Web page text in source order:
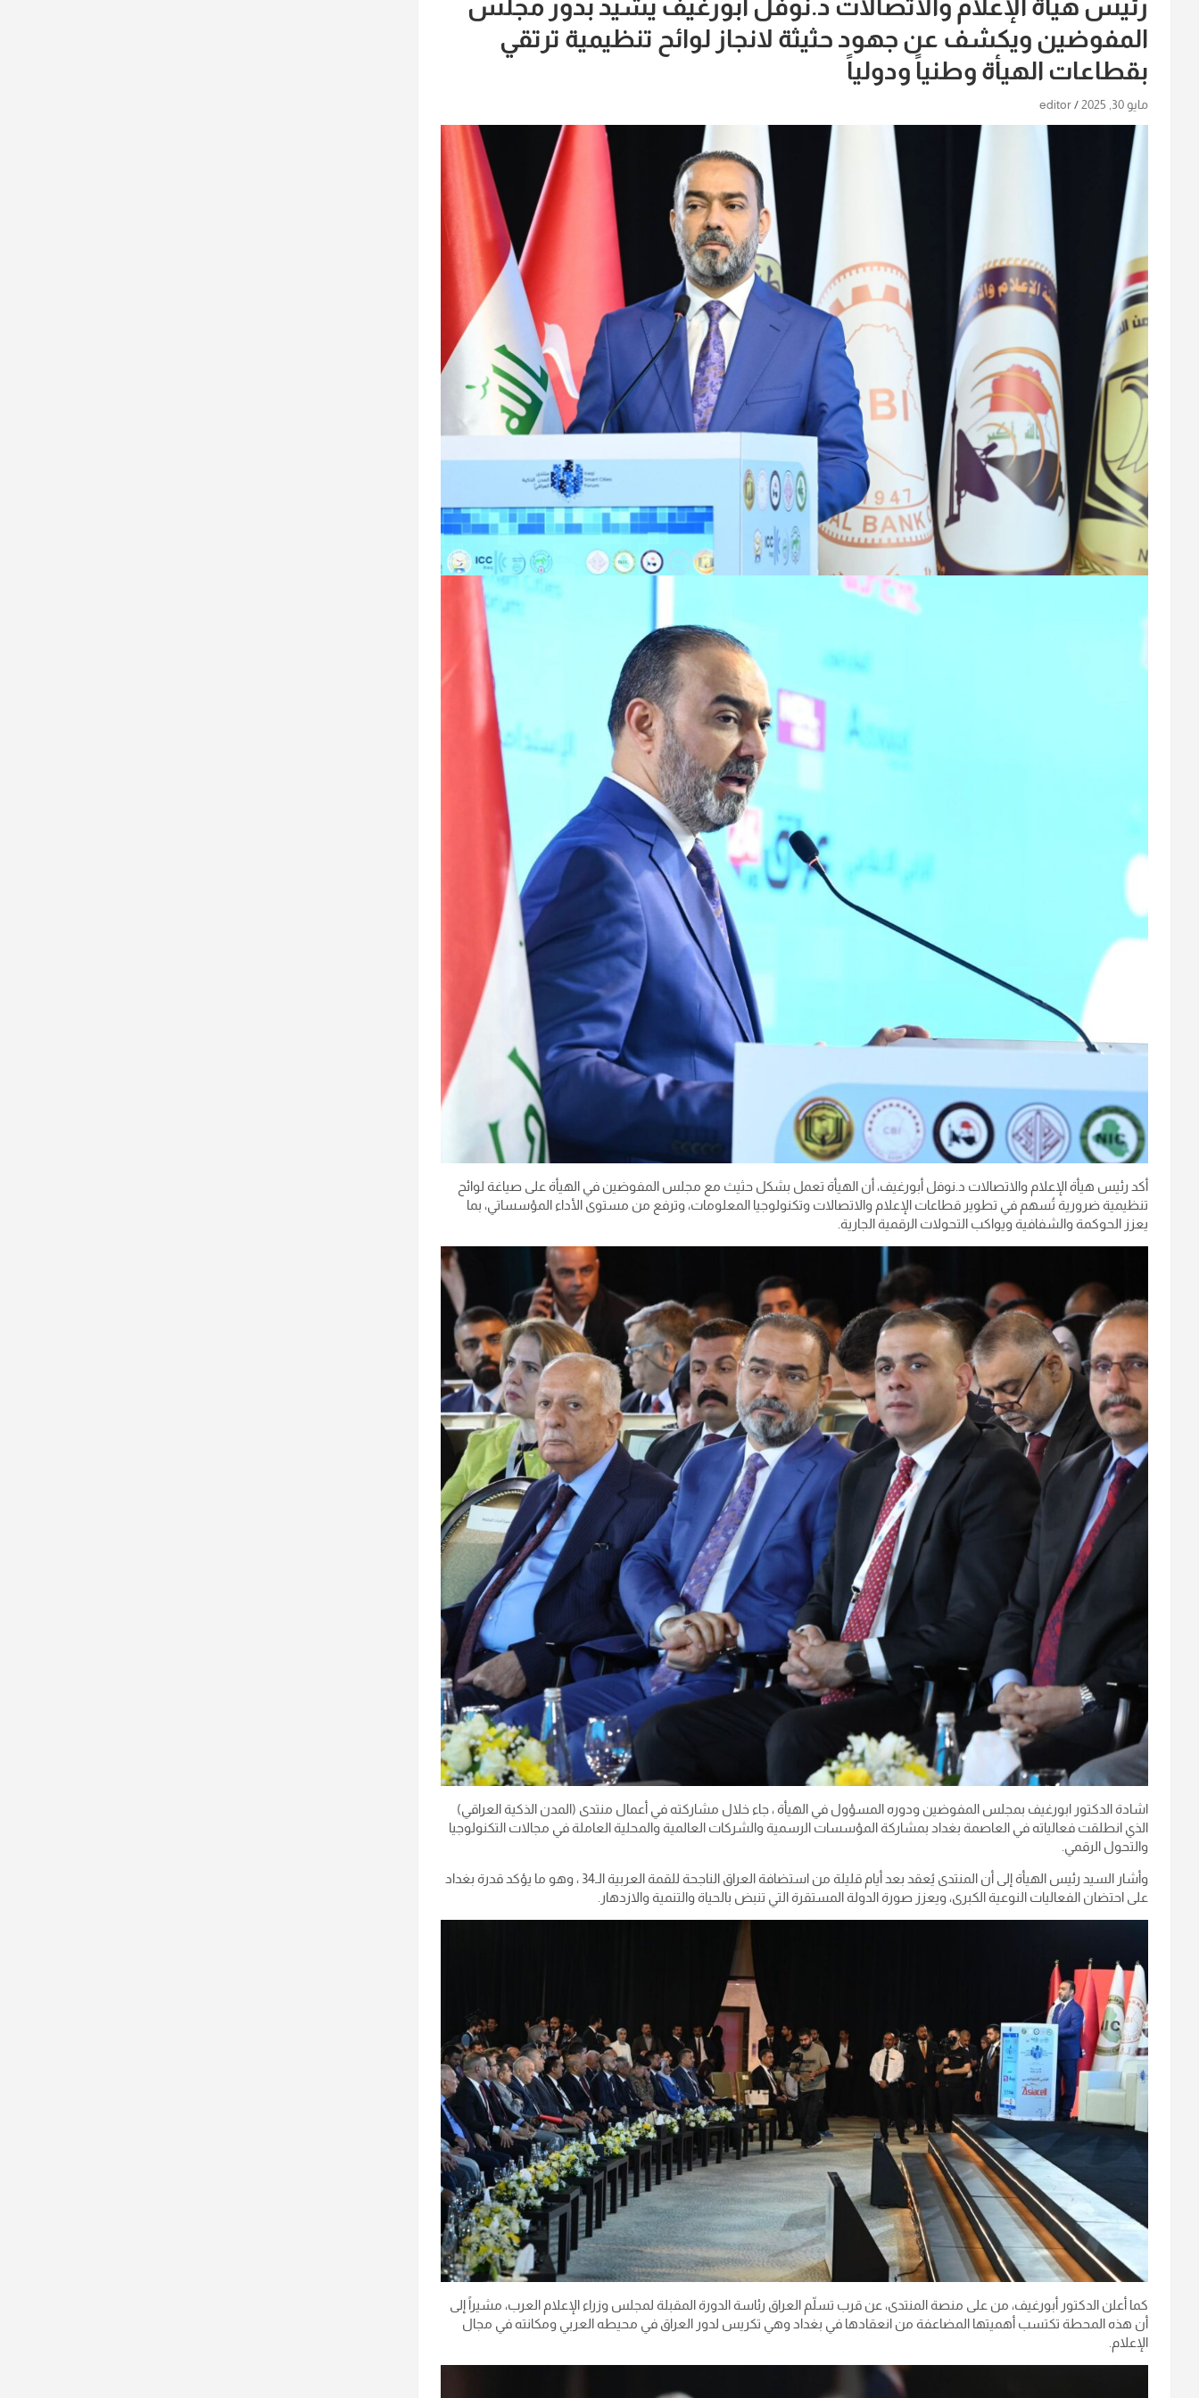
رئيس هيأة الإعلام والاتصالات د.نوفل ابورغيف يشيد بدور مجلس
المفوضين ويكشف عن جهود حثيثة لانجاز لوائح تنظيمية ترتقي
بقطاعات الهيأة وطنياً ودولياً
مايو 30, 2025 editor
أكد رئيس هيأة الإعلام والاتصالات د.نوفل أبورغيف، أن الهيأة تعمل بشكل حثيث مع مجلس المفوضين في الهيأة على صياغة لوائح
تنظيمية ضرورية تُسهم في تطوير قطاعات الإعلام والاتصالات وتكنولوجيا المعلومات، وترفع من مستوى الأداء المؤسساتي، بما
يعزز الحوكمة والشفافية ويواكب التحولات الرقمية الجارية.
اشادة الدكتور ابورغيف بمجلس المفوضين ودوره المسؤول في الهيأة ، جاء خلال مشاركته في أعمال منتدى (المدن الذكية العراقي)
الذي انطلقت فعالياته في العاصمة بغداد بمشاركة المؤسسات الرسمية والشركات العالمية والمحلية العاملة في مجالات التكنولوجيا
والتحول الرقمي.
وأشار السيد رئيس الهيأة إلى أن المنتدى يُعقد بعد أيام قليلة من استضافة العراق الناجحة للقمة العربية الـ34 ، وهو ما يؤكد قدرة بغداد
على احتضان الفعاليات النوعية الكبرى، ويعزز صورة الدولة المستقرة التي تنبض بالحياة والتنمية والازدهار.
كما أعلن الدكتور أبورغيف، من على منصة المنتدى، عن قرب تسلّم العراق رئاسة الدورة المقبلة لمجلس وزراء الإعلام العرب، مشيراً إلى
أن هذه المحطة تكتسب أهميتها المضاعفة من انعقادها في بغداد وهي تكريس لدور العراق في محيطه العربي ومكانته في مجال
الإعلام.